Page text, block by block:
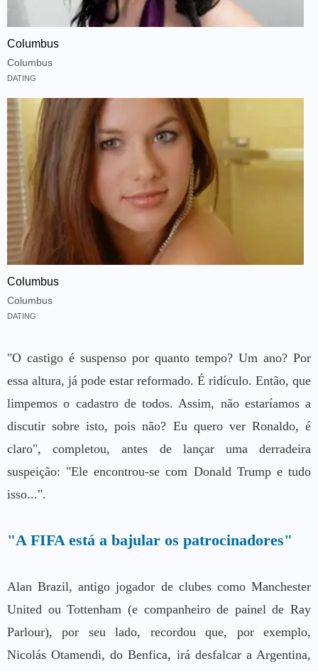
Columbus
Columbus
DATING
Columbus
Columbus
DATING
"O castigo é suspenso por quanto tempo? Um ano? Por
essa altura, já pode estar reformado. É ridículo. Então, que
limpemos o cadastro de todos. Assim, não estaríamos a
discutir sobre isto, pois não? Eu quero ver Ronaldo, é
claro", completou, antes de lançar uma derradeira
suspeição: "Ele encontrou-se com Donald Trump e tudo
isso...".
"A FIFA está a bajular os patrocinadores"
Alan Brazil, antigo jogador de clubes como Manchester
United ou Tottenham (e companheiro de painel de Ray
Parlour), por seu lado, recordou que, por exemplo,
Nicolás Otamendi, do Benfica, irá desfalcar a Argentina,